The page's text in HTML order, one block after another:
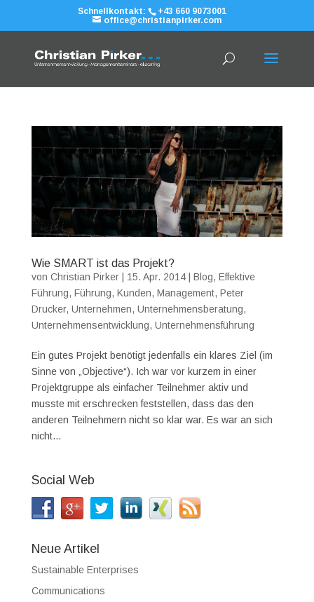
Schnellkontakt:
+43 660 9073001
office@christianpirker.com
Wie SMART ist das Projekt?
von Christian Pirker| 15. Apr. 2014| Blog, Effektive
Führung, Führung, Kunden, Management, Peter
Drucker, Unternehmen, Unternehmensberatung,
Unternehmensentwicklung, Unternehmensführung
Ein gutes Projekt benötigt jedenfalls ein klares Ziel (im
Sinne von „Objective“). Ich war vor kurzem in einer
Projektgruppe als einfacher Teilnehmer aktiv und
musste mit erschrecken feststellen, dass das den
anderen Teilnehmern nicht so klar war. Es war an sich
nicht...
Social Web
Neue Artikel
Sustainable Enterprises
Communications